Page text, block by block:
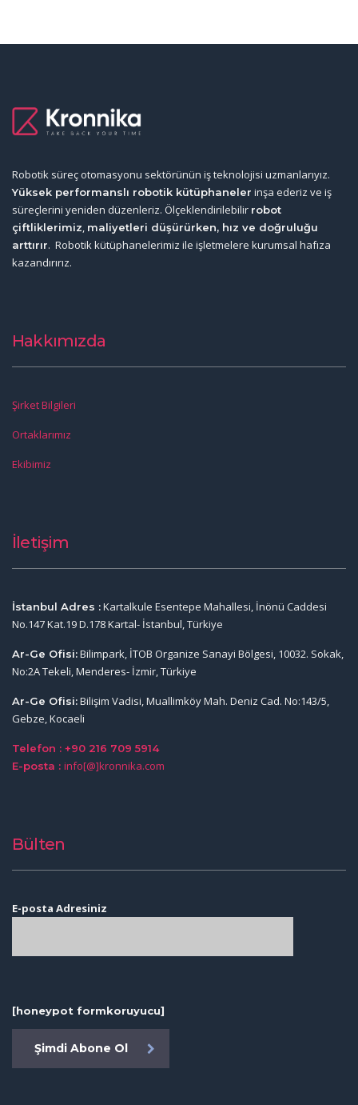
Robotik süreç otomasyonu sektörünün iş teknolojisi uzmanlarıyız.
Yüksek performanslı robotik kütüphaneler inşa ederiz ve iş
süreçlerini yeniden düzenleriz. Ölçeklendirilebilir robot
çiftliklerimiz, maliyetleri düşürürken, hız ve doğruluğu
arttırır. Robotik kütüphanelerimiz ile işletmelere kurumsal hafıza
kazandırırız.
Hakkımızda
Şirket Bilgileri
Ortaklarımız
Ekibimiz
İletişim
İstanbul Adres :Kartalkule Esentepe Mahallesi, İnönü Caddesi
No.147 Kat.19 D.178 Kartal- İstanbul, Türkiye
Ar-Ge Ofisi:Bilimpark, İTOB Organize Sanayi Bölgesi, 10032. Sokak,
No:2A Tekeli, Menderes- İzmir, Türkiye
Ar-Ge Ofisi:Bilişim Vadisi, Muallimköy Mah. Deniz Cad. No:143/5,
Gebze, Kocaeli
Telefon : +90 216 709 5914
E-posta : info[@]kronnika.com
Bülten
E-posta Adresiniz
[honeypot formkoruyucu]
Şimdi Abone Ol